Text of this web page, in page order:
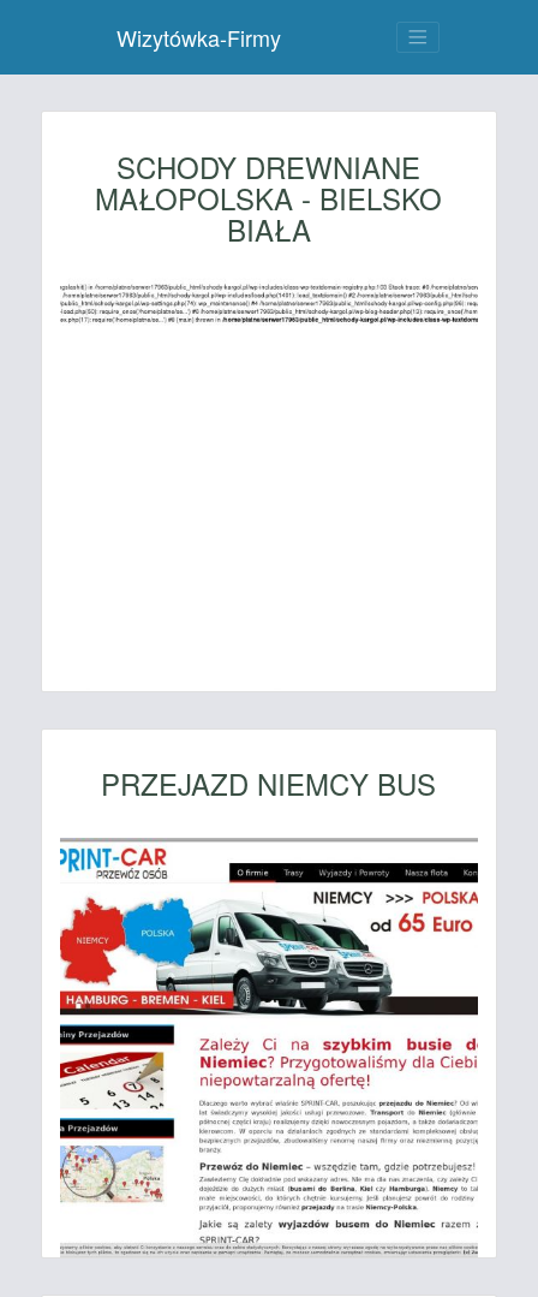
Wizytówka-Firmy
SCHODY DREWNIANE
MAŁOPOLSKA - BIELSKO
BIAŁA
PRZEJAZD NIEMCY BUS